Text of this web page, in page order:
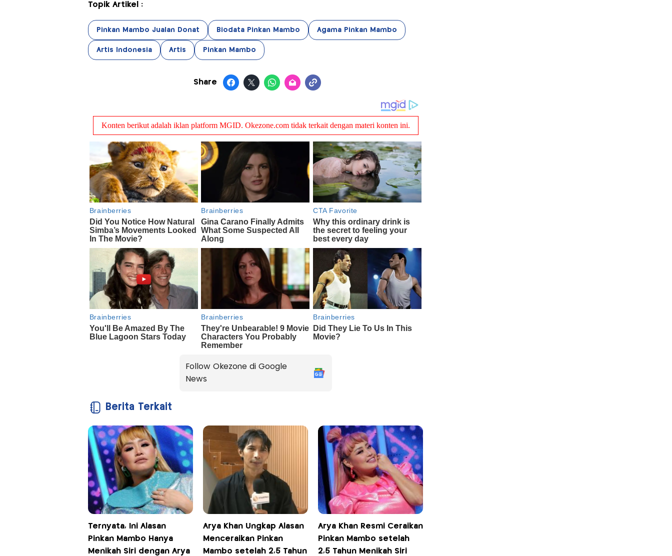
Topik Artikel :
Pinkan Mambo Jualan Donat Biodata Pinkan Mambo Agama Pinkan Mambo
Artis Indonesia Artis Pinkan Mambo
Share
Follow Okezone di Google
News
Berita Terkait
Ternyata, Ini Alasan
Pinkan Mambo Hanya
Menikah Siri dengan Arya
Arya Khan Ungkap Alasan
Menceraikan Pinkan
Mambo setelah 2,5 Tahun
Arya Khan Resmi Ceraikan
Pinkan Mambo setelah
2,5 Tahun Menikah Siri